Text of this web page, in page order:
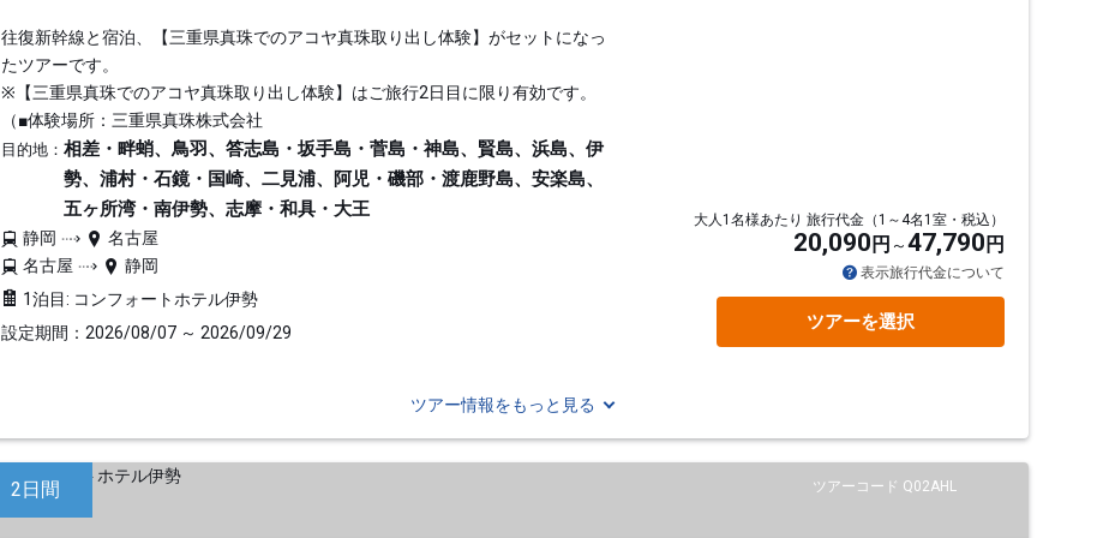
往復新幹線と宿泊、【三重県真珠でのアコヤ真珠取り出し体験】がセットになっ
たツアーです。
※【三重県真珠でのアコヤ真珠取り出し体験】はご旅行2日目に限り有効です。
（■体験場所：三重県真珠株式会社
目的地： 相差・畔蛸、鳥羽、答志島・坂手島・菅島・神島、賢島、浜島、伊
勢、浦村・石鏡・国崎、二見浦、阿児・磯部・渡鹿野島、安楽島、
五ヶ所湾・南伊勢、志摩・和具・大王
静岡
名古屋
名古屋
静岡
1泊目: コンフォートホテル伊勢
設定期間：2026/08/07 ～ 2026/09/29
大人1名様あたり 旅行代金（1～4名1室・税込）
20,090 円 47,790 円
表示旅行代金について
ツアーを選択
ツアー情報をもっと見る
ツアーコード Q02AHL
2日間